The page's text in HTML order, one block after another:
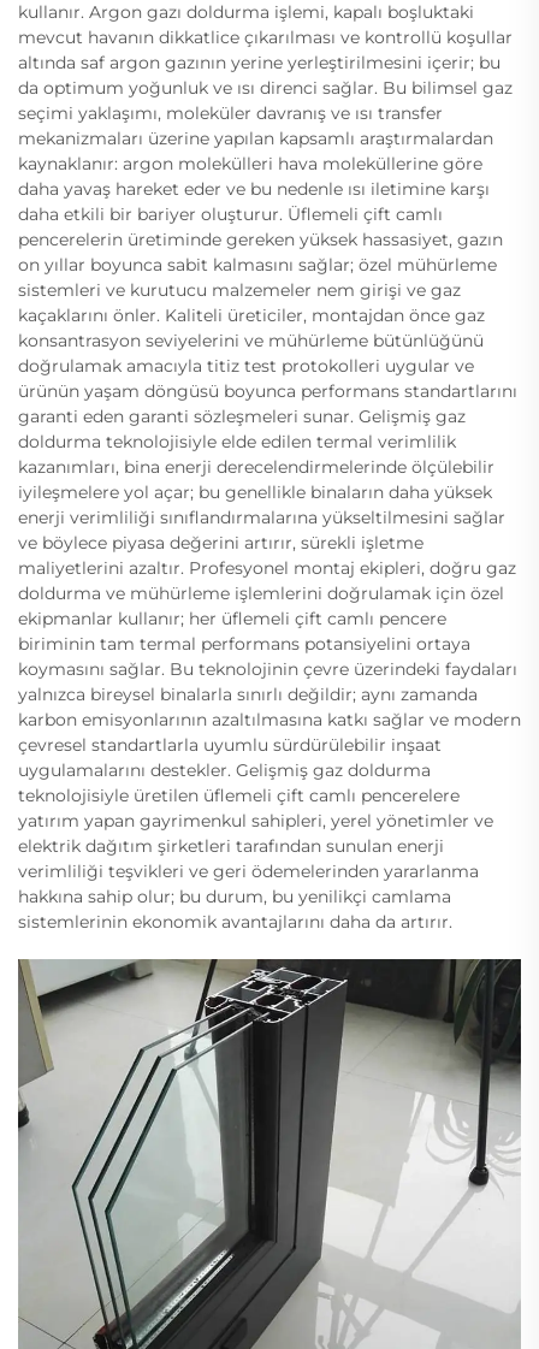
kullanır. Argon gazı doldurma işlemi, kapalı boşluktaki
mevcut havanın dikkatlice çıkarılması ve kontrollü koşullar
altında saf argon gazının yerine yerleştirilmesini içerir; bu
da optimum yoğunluk ve ısı direnci sağlar. Bu bilimsel gaz
seçimi yaklaşımı, moleküler davranış ve ısı transfer
mekanizmaları üzerine yapılan kapsamlı araştırmalardan
kaynaklanır: argon molekülleri hava moleküllerine göre
daha yavaş hareket eder ve bu nedenle ısı iletimine karşı
daha etkili bir bariyer oluşturur. Üflemeli çift camlı
pencerelerin üretiminde gereken yüksek hassasiyet, gazın
on yıllar boyunca sabit kalmasını sağlar; özel mühürleme
sistemleri ve kurutucu malzemeler nem girişi ve gaz
kaçaklarını önler. Kaliteli üreticiler, montajdan önce gaz
konsantrasyon seviyelerini ve mühürleme bütünlüğünü
doğrulamak amacıyla titiz test protokolleri uygular ve
ürünün yaşam döngüsü boyunca performans standartlarını
garanti eden garanti sözleşmeleri sunar. Gelişmiş gaz
doldurma teknolojisiyle elde edilen termal verimlilik
kazanımları, bina enerji derecelendirmelerinde ölçülebilir
iyileşmelere yol açar; bu genellikle binaların daha yüksek
enerji verimliliği sınıflandırmalarına yükseltilmesini sağlar
ve böylece piyasa değerini artırır, sürekli işletme
maliyetlerini azaltır. Profesyonel montaj ekipleri, doğru gaz
doldurma ve mühürleme işlemlerini doğrulamak için özel
ekipmanlar kullanır; her üflemeli çift camlı pencere
biriminin tam termal performans potansiyelini ortaya
koymasını sağlar. Bu teknolojinin çevre üzerindeki faydaları
yalnızca bireysel binalarla sınırlı değildir; aynı zamanda
karbon emisyonlarının azaltılmasına katkı sağlar ve modern
çevresel standartlarla uyumlu sürdürülebilir inşaat
uygulamalarını destekler. Gelişmiş gaz doldurma
teknolojisiyle üretilen üflemeli çift camlı pencerelere
yatırım yapan gayrimenkul sahipleri, yerel yönetimler ve
elektrik dağıtım şirketleri tarafından sunulan enerji
verimliliği teşvikleri ve geri ödemelerinden yararlanma
hakkına sahip olur; bu durum, bu yenilikçi camlama
sistemlerinin ekonomik avantajlarını daha da artırır.